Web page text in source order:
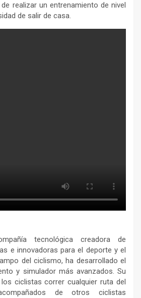
realizar un entrenamiento de nivel
de salir de casa.
tecnológica creadora de
e innovadoras para el deporte y el
del ciclismo, ha desarrollado el
y simulador más avanzados. Su
ciclistas correr cualquier ruta del
de otros ciclistas